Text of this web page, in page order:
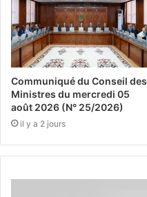
Communiqué du Conseil des
Ministres du mercredi 05
août 2026 (N° 25/2026)
il y a 2 jours